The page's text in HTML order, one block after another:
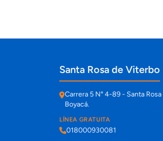
Santa Rosa de Viterbo
Carrera 5 N° 4-89 - Santa
Boyacá.
LÍNEA GRATUITA
018000930081